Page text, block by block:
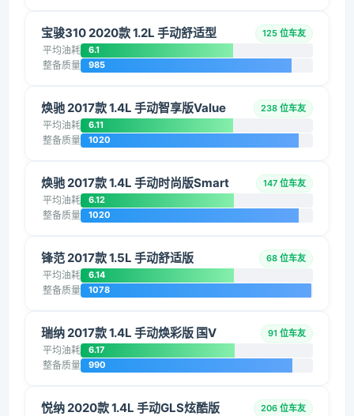
宝骏310 2020款 1.2L 手动舒适型 125 位车友
平均油耗 6.1
整备质量 985
焕驰 2017款 1.4L 手动智享版Value 238 位车友
平均油耗 6.11
整备质量 1020
焕驰 2017款 1.4L 手动时尚版Smart 147 位车友
平均油耗 6.12
整备质量 1020
锋范 2017款 1.5L 手动舒适版 68 位车友
平均油耗 6.14
整备质量 1078
瑞纳 2017款 1.4L 手动焕彩版 国V 91 位车友
平均油耗 6.17
整备质量 990
悦纳 2020款 1.4L 手动GLS炫酷版 206 位车友